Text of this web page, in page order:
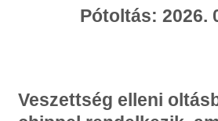
Pótoltás: 2026.
Veszettség elleni